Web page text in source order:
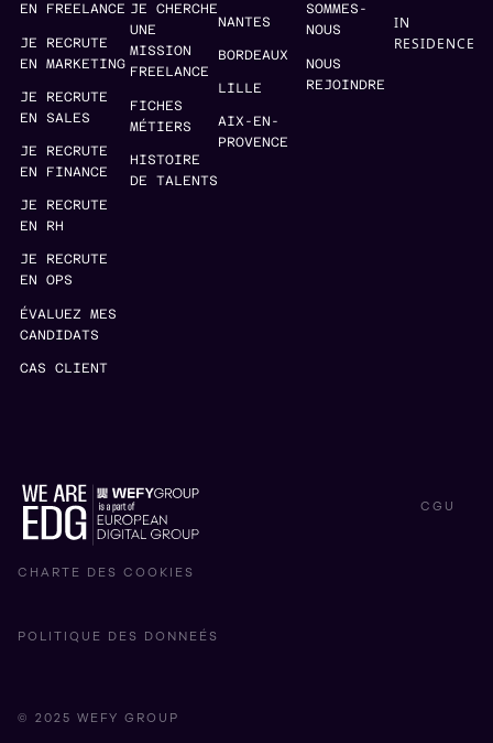
EN FREELANCE
JE RECRUTE
EN MARKETING
JE RECRUTE
EN SALES
JE RECRUTE
EN FINANCE
JE RECRUTE
EN RH
JE RECRUTE
EN OPS
ÉVALUEZ MES
CANDIDATS
CAS CLIENT
JE CHERCHE
UNE
MISSION
FREELANCE
FICHES
MÉTIERS
HISTOIRE
DE TALENTS
NANTES
BORDEAUX
LILLE
AIX-EN-
PROVENCE
SOMMES-
NOUS
NOUS
REJOINDRE
IN
RESIDENCE
© 2025 WEFY GROUP
CHARTE DES COOKIES
POLITIQUE DES DONNEÉS
CGU